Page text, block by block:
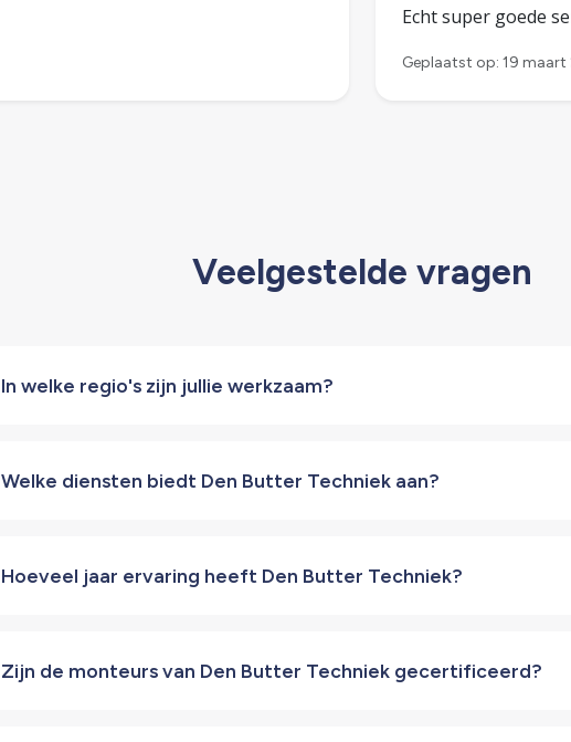
Echt super goede
Geplaatst op: 19 maart
Veelgestelde vragen
In welke regio's zijn jullie werkzaam?
Welke diensten biedt Den Butter Techniek aan?
Hoeveel jaar ervaring heeft Den Butter Techniek?
Zijn de monteurs van Den Butter Techniek gecertificeerd?